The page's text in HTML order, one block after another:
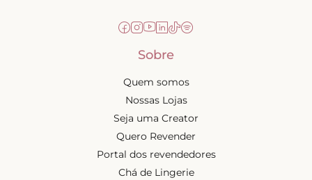
Sobre
Quem somos
Nossas Lojas
Seja uma Creator
Quero Revender
Portal dos revendedores
Chá de Lingerie